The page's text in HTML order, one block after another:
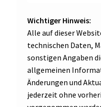
Wichtiger Hinweis:
Alle auf dieser
technischen Daten,
sonstigen Angaben
allgemeinen
Änderungen und
jederzeit ohne